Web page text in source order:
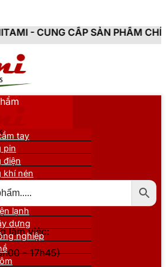
SẢN PHẨM CHÍNH HÃNG, MỚI
làm việc:
- 17h45)
tay
pin
điện
khí nén
đỡ
lạnh
dựng
nghiệp